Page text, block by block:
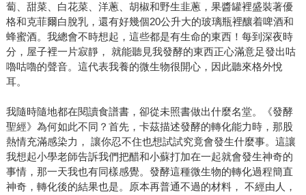
蔔、甜菜、白花菜、洋蔥、胡椒和野生韭蔥，果醬罐裡盛裝著優
格和克菲爾白脫乳，還有好幾個20公升大的玻璃瓶裡釀着啤酒和
蜂蜜酒。我總會不時想起，這些都是有生命的東西！每到深夜時
分，屋子裡一片寂靜， 就能聽見我發酵的東西正心滿意足發出咕
嚕咕嚕的聲音。這代表我養的微生物很開心，因此聽來格外悅
耳。
我隨時隨地都在閱讀食譜書，卻從未照書做出什麼名堂。《發酵
聖經》為何如此不同？首先，卡茲描述發酵的轉化能力時，那股
熱情充滿感染力， 讓你忍不住也想試試究竟會發生什麼事。這讓
我想起小學老師告訴我們把醋和小蘇打加在一起就會發生神奇的
事情，那一天我也有同樣感覺。發酵這種微生物的轉化過程簡直
神奇，轉化後的結果也是。原本再普通不過的材料， 不經由人，